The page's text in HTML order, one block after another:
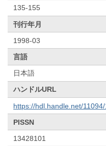
135-155
刊行年月
1998-03
言語
日本語
ハンドルURL
https://hdl.handle.net/
PISSN
13428101